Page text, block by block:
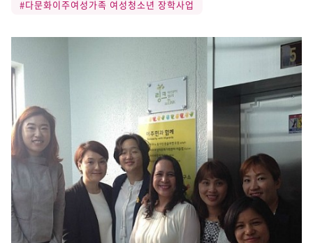
#다문화이주여성가족 여성청소년 장학사업